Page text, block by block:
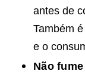
antes de
Também
e o
Não fume